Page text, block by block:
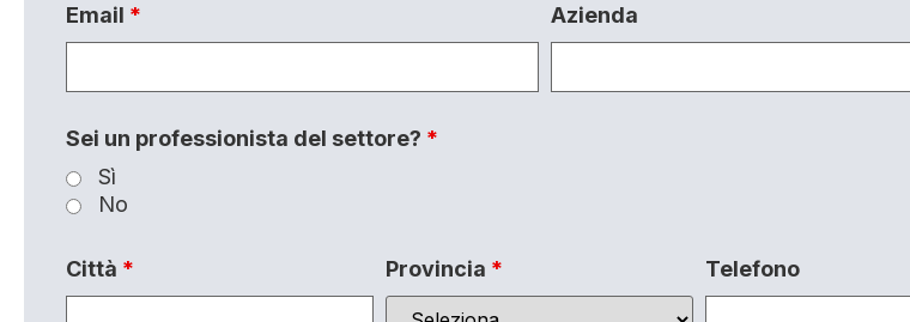
Email * Azienda
Sei un professionista del settore? *
Sì
No
Città * Provincia * Telefono